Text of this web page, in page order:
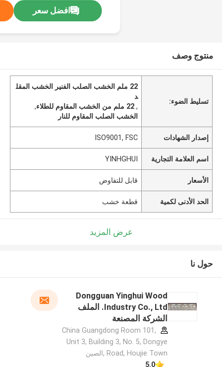
افضل سعر
منتوج وصف
تسليط الضوء:
22 ملم الخشب الصلب الفنير الخشب المقل
د
,22 ملم من الخشب المقاوم للطلاء
,
الخشب الصلب المقاوم للنار
إصدار الشهادات ISO9001, FSC
اسم العلامة التجارية YINHGHUI
الأسعار قابل للتفاوض
الحد الأدنى لكمية قطعة خشب
عرض المزيد
حول نا
Dongguan Yinghui Wood
Industry Co., Ltd. الملف
الشركة المصنعة
China Guangdong Room 101,
Unit 3, Building 3, No. 5, Dongye
Road, Houjie Town ,الصين
5.0